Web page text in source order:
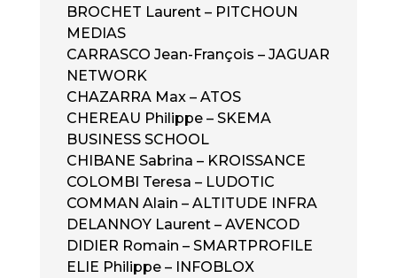
BROCHET Laurent – PITCHOUN
MEDIAS
CARRASCO Jean-François – JAGUAR
NETWORK
CHAZARRA Max – ATOS
CHEREAU Philippe – SKEMA
BUSINESS SCHOOL
CHIBANE Sabrina – KROISSANCE
COLOMBI Teresa – LUDOTIC
COMMAN Alain – ALTITUDE INFRA
DELANNOY Laurent – AVENCOD
DIDIER Romain – SMARTPROFILE
ELIE Philippe – INFOBLOX